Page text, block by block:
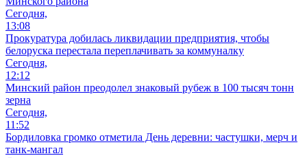
Сегодня,
13:08
Прокуратура добилась ликвидации предприятия, чтобы
белоруска перестала переплачивать за коммуналку
Сегодня,
12:12
Минский район преодолел знаковый рубеж в 100 тысяч тонн
зерна
Сегодня,
11:52
Бордиловка громко отметила День деревни: частушки, мерч и
танк-мангал